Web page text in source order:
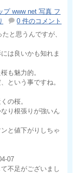
プ www net 写真 フ
0 件のコメント
と思うんですが、
は良いかも知れま
も魅力的。
という事ですね。
の桜。
り根張りが強いん
と値下がりしちゃ
07
不足がございまし